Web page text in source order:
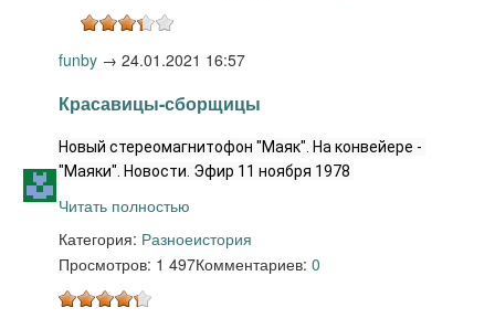
funby → 24.01.2021 16:57
Красавицы-сборщицы
Новый стереомагнитофон "Маяк". На конвейере -
"Маяки". Новости. Эфир 11 ноября 1978
Читать полностью
Категория: Разноеистория
Просмотров: 1 497Комментариев: 0